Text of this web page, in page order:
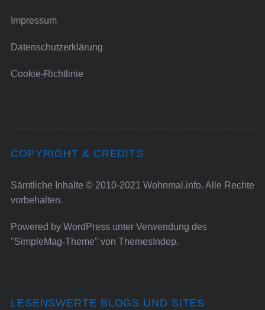
Impressum
Datenschutzerklärung
Cookie-Richtlinie
COPYRIGHT & CREDITS
Sämtliche Inhalte © 2010-2021 Wohnmal.info. Alle Rechte
vorbehalten.
Powered by WordPressunter Verwendung des
"SimpleMag-Theme" von ThemesIndep.
LESENSWERTE BLOGS UND SITES